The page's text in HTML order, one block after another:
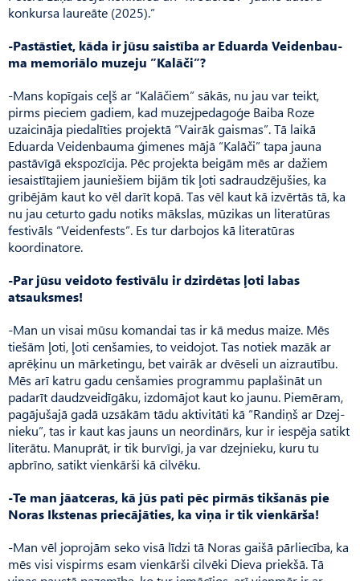
konkursa laureāte (2025).”
-Pastāstiet, kāda ir jūsu saistība ar Eduarda Veidenbau­
ma memoriālo muzeju ”Ka­lāči”?
-Mans kopīgais ceļš ar “Kalāčiem” sākās, nu jau var teikt,
pirms pieciem gadiem, kad muzejpedagoģe Baiba Roze
uzaicināja piedalīties projektā “Vairāk gaismas”. Tā laikā
Eduarda Veidenbauma ģimenes mājā “Kalāči” tapa jauna
pastāvīgā ekspozīcija. Pēc projekta beigām mēs ar dažiem
iesaistītajiem jauniešiem bijām tik ļoti sadraudzējušies, ka
gribējām kaut ko vēl darīt kopā. Tas vēl kaut kā izvērtās tā, ka
nu jau ceturto gadu notiks mākslas, mūzikas un literatūras
festivāls “Veidenfests”. Es tur darbojos kā literatūras
koordinatore.
-Par jūsu veidoto festivālu ir dzirdētas ļoti labas
atsauksmes!
-Man un visai mūsu komandai tas ir kā medus maize. Mēs
tiešām ļoti, ļoti cenšamies, to veidojot. Tas notiek mazāk ar
aprēķinu un mārketingu, bet vairāk ar dvēseli un aizrautību.
Mēs arī katru gadu cenšamies programmu paplašināt un
padarīt daudzveidīgāku, izdomājot kaut ko jaunu. Piemēram,
pagājušajā gadā uzsākām tādu aktivitāti kā “Randiņš ar Dzej­
nieku”, tas ir kaut kas jauns un neordinārs, kur ir iespēja satikt
literātu. Manuprāt, ir tik burvīgi, ja var dzejnieku, kuru tu
apbrīno, satikt vienkārši kā cilvēku.
-Te man jāatceras, kā jūs pati pēc pirmās tikšanās pie
Noras Ikstenas priecājāties, ka viņa ir tik vienkārša!
-Man vēl joprojām seko visā līdzi tā Noras gaišā pārliecība, ka
mēs visi vispirms esam vienkārši cilvēki Dieva priekšā. Tā